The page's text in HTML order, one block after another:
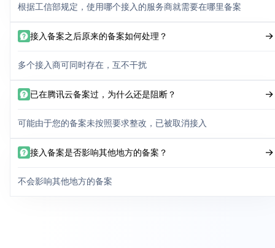
根据工信部规定，使用哪个接入的服务商就需要在哪里备案
接入备案之后原来的备案如何处理？
多个接入商可同时存在，互不干扰
已在腾讯云备案过，为什么还是阻断？
可能由于您的备案未按照要求整改，已被取消接入
接入备案是否影响其他地方的备案？
不会影响其他地方的备案